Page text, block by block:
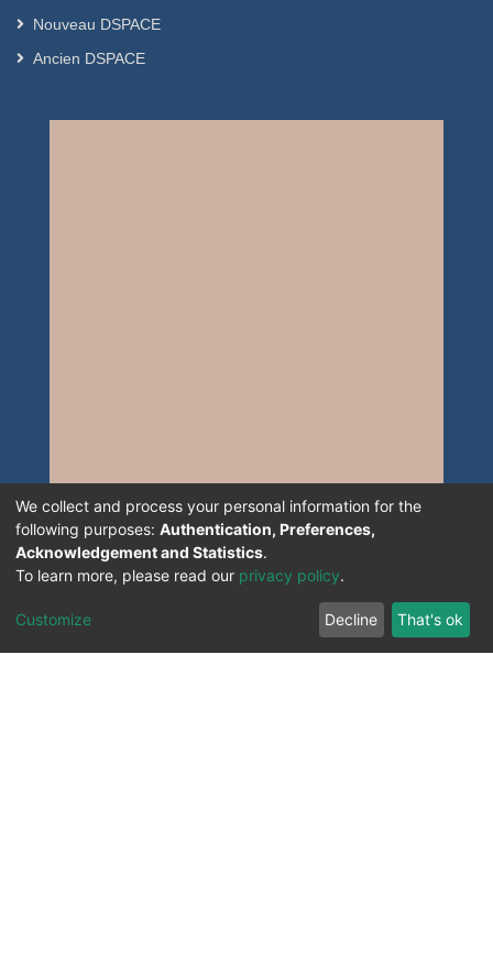
Nouveau DSPACE
Ancien DSPACE
We collect and process your personal information for the
following purposes: Authentication, Preferences,
Acknowledgement and Statistics.
To learn more, please read our privacy policy.
Customize Decline That's ok